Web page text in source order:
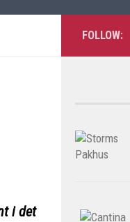
i det
FOLLOW: